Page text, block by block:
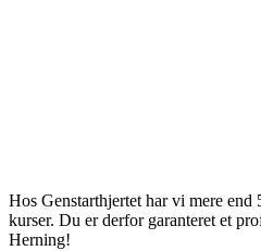
Hos Genstarthjertet har vi mere
kurser. Du er derfor garanteret et
Herning!